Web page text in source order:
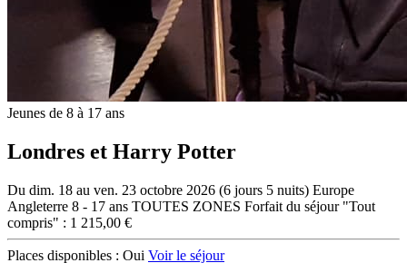
Jeunes de 8 à 17 ans
Londres et Harry Potter
Du dim. 18 au ven. 23 octobre 2026 (6 jours 5 nuits) Europe
Angleterre 8 - 17 ans TOUTES ZONES Forfait du séjour "Tout
compris" : 1 215,00 €
Places disponibles : Oui Voir le séjour